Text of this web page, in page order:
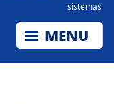
sistemas